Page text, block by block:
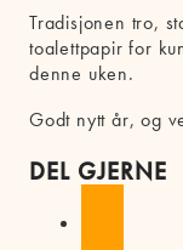
Tradisjonen tro,
toalettpapir for
denne uken.
Godt nytt år, og
DEL GJERNE